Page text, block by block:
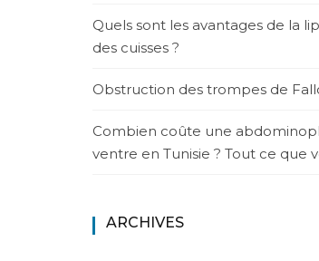
Quels sont les avantages de la
des cuisses ?
Obstruction des trompes de
Combien coûte une
ventre en Tunisie ? Tout ce que
ARCHIVES